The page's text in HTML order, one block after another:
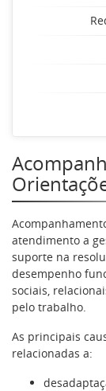
atendimento a
suporte na
desempenho
sociais,
pelo trabalho.
As principais
relacionadas a: